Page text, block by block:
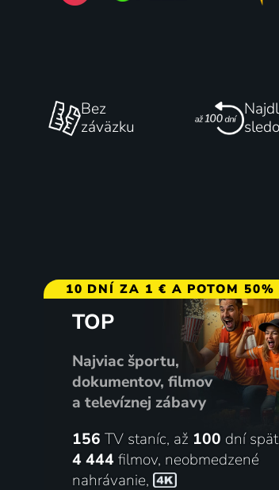
2021 | Veľká Británia, Poľsko | Animovaný, Rodinný
Živá panoráma
2026 | Počasie
118 dielov
Bez
záväzku
10 DNÍ ZA 1 € A POTOM 50%
TOP
Najviac športu,
dokumentov, filmov
a televíznej zábavy
156 TV staníc, až 100 dní
4 444 filmov, neobmedzené
nahrávanie,